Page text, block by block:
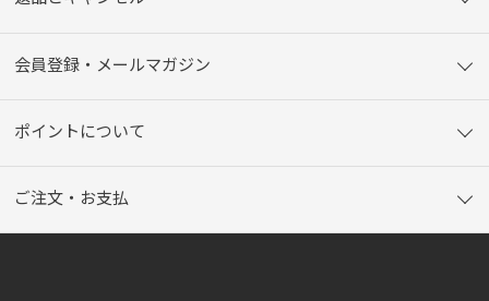
会員登録・メールマガジン
ポイントについて
ご注文・お支払